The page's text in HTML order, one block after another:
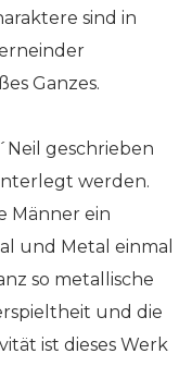
sind in
Ganzes.
geschrieben
werden.
Männer ein
und Metal einmal
so metallische
und die
ist dieses Werk